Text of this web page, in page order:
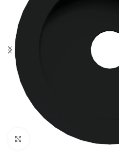
Büyütmek için tıklayınız